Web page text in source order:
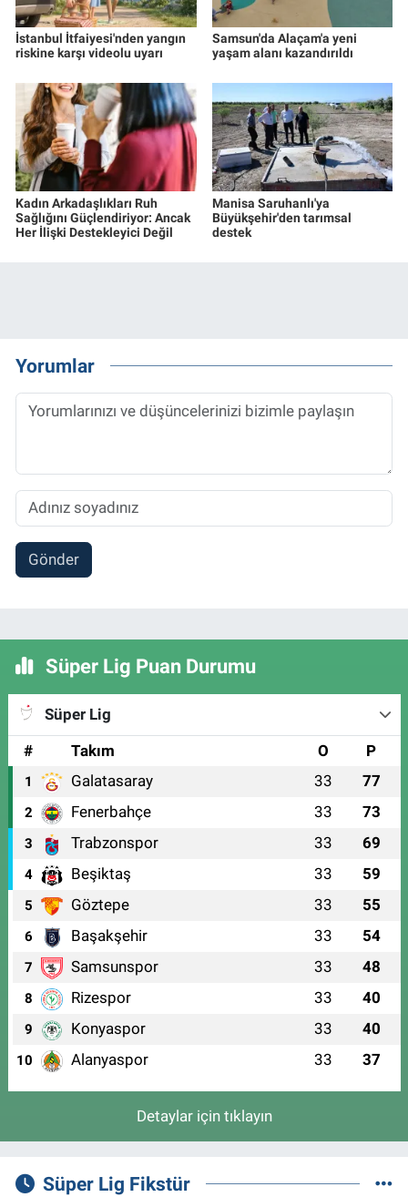
İstanbul İtfaiyesi'nden yangın
riskine karşı videolu uyarı
Samsun'da Alaçam'a yeni
yaşam alanı kazandırıldı
Kadın Arkadaşlıkları Ruh
Sağlığını Güçlendiriyor: Ancak
Her İlişki Destekleyici Değil
Manisa Saruhanlı'ya
Büyükşehir'den tarımsal
destek
Yorumlar
Gönder
Süper Lig Puan Durumu
Süper Lig
#
Takım O P
1 Galatasaray 33 77
2 Fenerbahçe 33 73
3 Trabzonspor 33 69
4 Beşiktaş 33 59
5 Göztepe 33 55
6 Başakşehir 33 54
7 Samsunspor 33 48
8 Rizespor 33 40
9 Konyaspor 33 40
10 Alanyaspor 33 37
Detaylar için tıklayın
Süper Lig Fikstür